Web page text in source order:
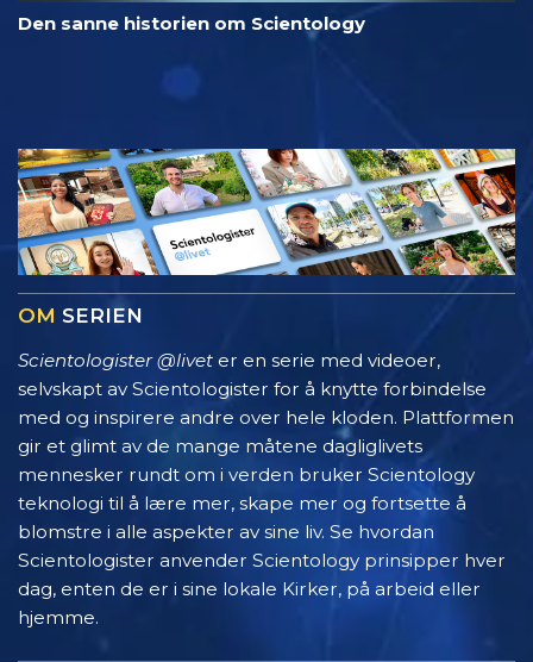
Den sanne historien om Scientology
OM SERIEN
Scientologister @livet er en serie med videoer,
selvskapt av Scientologister for å knytte forbindelse
med og inspirere andre over hele kloden. Plattformen
gir et glimt av de mange måtene dagliglivets
mennesker rundt om i verden bruker Scientology
teknologi til å lære mer, skape mer og fortsette å
blomstre i alle aspekter av sine liv. Se hvordan
Scientologister anvender Scientology prinsipper hver
dag, enten de er i sine lokale Kirker, på arbeid eller
hjemme.